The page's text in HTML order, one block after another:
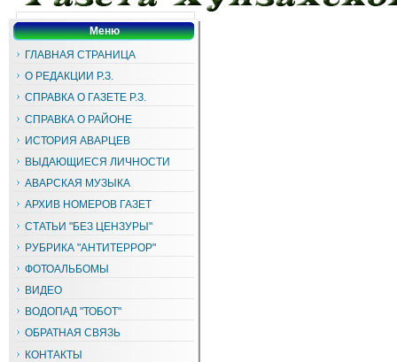
Меню
ГЛАВНАЯ СТРАНИЦА
О РЕДАКЦИИ Р.З.
СПРАВКА О ГАЗЕТЕ Р.З.
СПРАВКА О РАЙОНЕ
ИСТОРИЯ АВАРЦЕВ
ВЫДАЮЩИЕСЯ ЛИЧНОСТИ
АВАРСКАЯ МУЗЫКА
АРХИВ НОМЕРОВ ГАЗЕТ
СТАТЬИ "БЕЗ ЦЕНЗУРЫ"
РУБРИКА "АНТИТЕРРОР"
ФОТОАЛЬБОМЫ
ВИДЕО
ВОДОПАД "ТОБОТ"
ОБРАТНАЯ СВЯЗЬ
КОНТАКТЫ